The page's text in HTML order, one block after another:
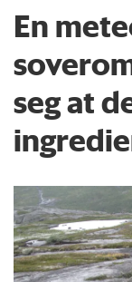
En
seg at